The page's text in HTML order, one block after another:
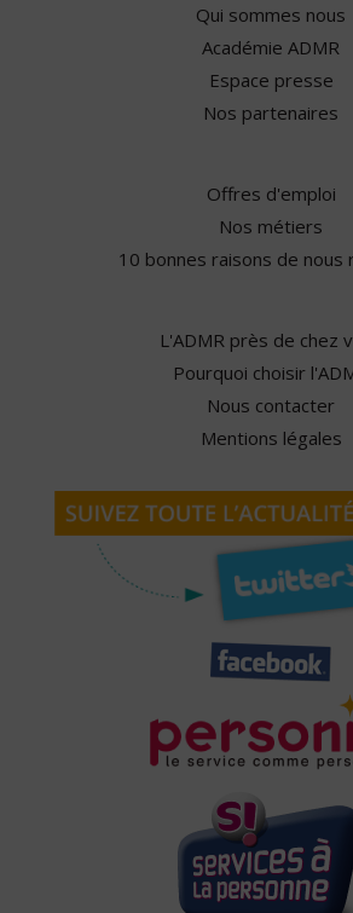
Qui sommes nous
Académie ADMR
Espace presse
Nos partenaires
Offres d'emploi
Nos métiers
10 bonnes raisons de nous
L'ADMR près de chez
Pourquoi choisir
Nous contacter
Mentions légales